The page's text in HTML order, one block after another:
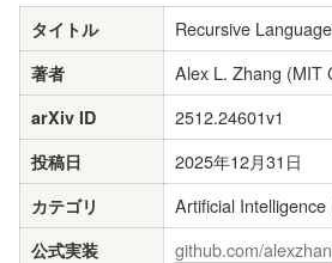
タイトル Recursive
著者 Alex L. Zhang (MIT
arXiv ID 2512.24601v1
投稿日 2025年12月31日
カテゴリ Artificial
公式実装 github.com/